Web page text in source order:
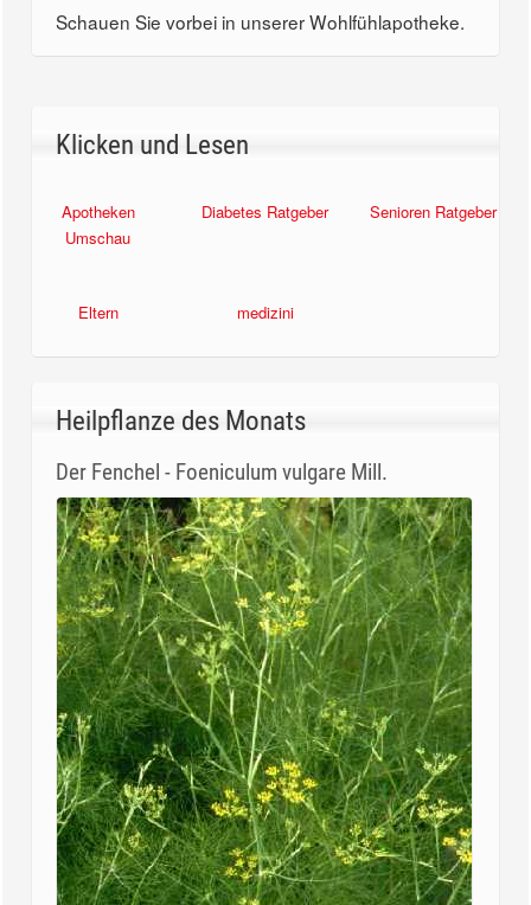
Schauen Sie vorbei in unserer Wohlfühlapotheke.
Klicken und Lesen
Apotheken
Umschau
Diabetes Ratgeber Senioren Ratgeber
Eltern medizini
Heilpflanze des Monats
Der Fenchel - Foeniculum vulgare Mill.